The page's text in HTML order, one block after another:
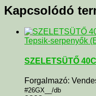
Kapcsolódó
Tepsik-serpenyők
SZELETSÜTŐ
Forgalmazó:
#26GX__/db